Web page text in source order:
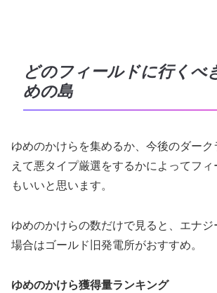
どのフィールドに行くべ
めの島
ゆめのかけらを集めるか、今後のダー
えて悪タイプ厳選をするかによってフ
もいいと思います。
ゆめのかけらの数だけで見ると、エナジ
場合はゴールド旧発電所がおすすめ。
ゆめのかけら獲得量ランキング